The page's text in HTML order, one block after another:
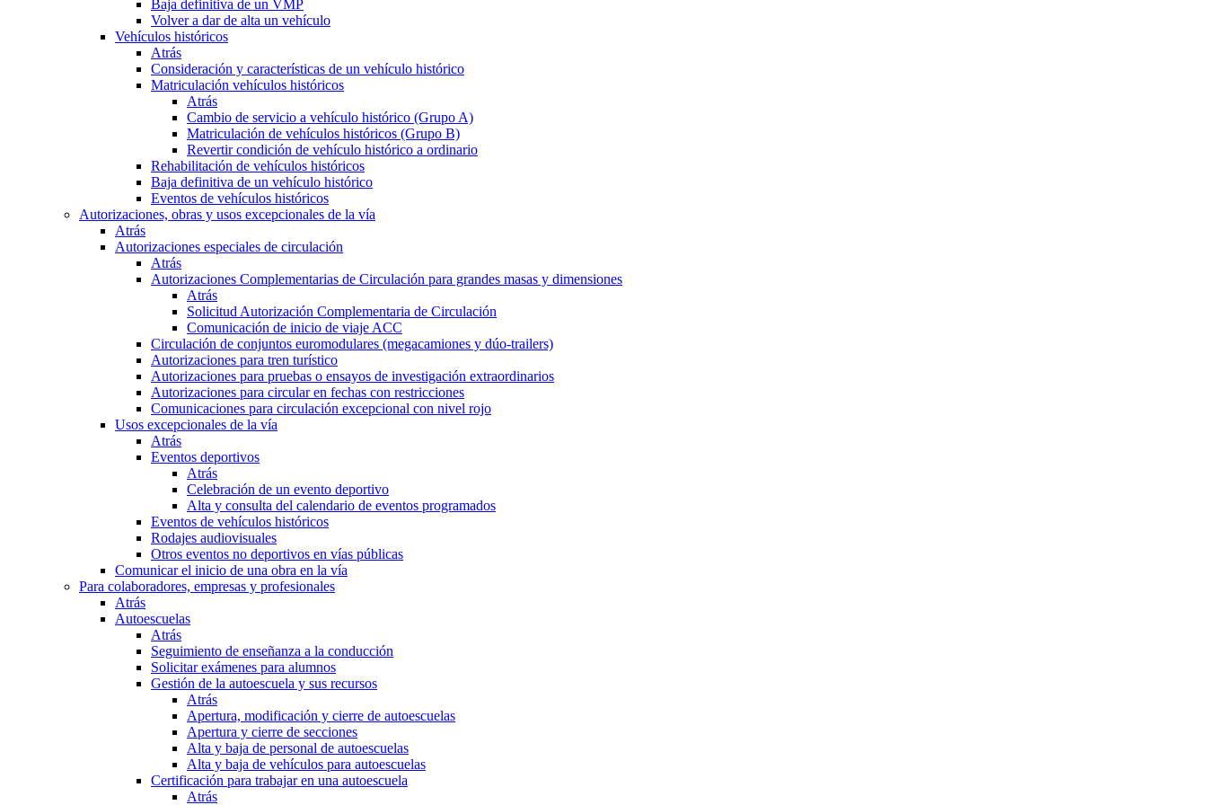
Baja definitiva de un VMP
Volver a dar de alta un vehículo
Vehículos históricos
Atrás
Consideración y características de un vehículo histórico
Matriculación vehículos históricos
Atrás
Cambio de servicio a vehículo histórico (Grupo A)
Matriculación de vehículos históricos (Grupo B)
Revertir condición de vehículo histórico a ordinario
Rehabilitación de vehículos históricos
Baja definitiva de un vehículo histórico
Eventos de vehículos históricos
Autorizaciones, obras y usos excepcionales de la vía
Atrás
Autorizaciones especiales de circulación
Atrás
Autorizaciones Complementarias de Circulación para grandes masas y dimensiones
Atrás
Solicitud Autorización Complementaria de Circulación
Comunicación de inicio de viaje ACC
Circulación de conjuntos euromodulares (megacamiones y dúo-trailers)
Autorizaciones para tren turístico
Autorizaciones para pruebas o ensayos de investigación extraordinarios
Autorizaciones para circular en fechas con restricciones
Comunicaciones para circulación excepcional con nivel rojo
Usos excepcionales de la vía
Atrás
Eventos deportivos
Atrás
Celebración de un evento deportivo
Alta y consulta del calendario de eventos programados
Eventos de vehículos históricos
Rodajes audiovisuales
Otros eventos no deportivos en vías públicas
Comunicar el inicio de una obra en la vía
Para colaboradores, empresas y profesionales
Atrás
Autoescuelas
Atrás
Seguimiento de enseñanza a la conducción
Solicitar exámenes para alumnos
Gestión de la autoescuela y sus recursos
Atrás
Apertura, modificación y cierre de autoescuelas
Apertura y cierre de secciones
Alta y baja de personal de autoescuelas
Alta y baja de vehículos para autoescuelas
Certificación para trabajar en una autoescuela
Atrás